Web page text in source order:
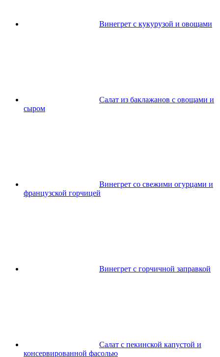
Винегрет с кукурузой и овощами
Салат из баклажанов с овощами и
сыром
Винегрет со свежими огурцами и
французской горчицей
Винегрет с горчичной заправкой
Салат с пекинской капустой и
консервированной фасолью